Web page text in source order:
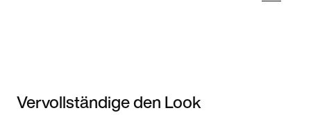
Vervollständige den Look